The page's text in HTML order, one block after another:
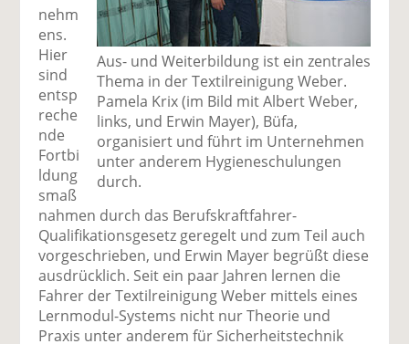
Aus- und Weiterbildung ist ein zentrales
Thema in der Textilreinigung Weber.
Pamela Krix (im Bild mit Albert Weber,
links, und Erwin Mayer), Büfa,
organisiert und führt im Unternehmen
unter anderem Hygieneschulungen
durch.
nehm
ens.
Hier
sind
entsp
reche
nde
Fortbi
ldung
smaß
nahmen durch das Berufskraftfahrer-
Qualifikationsgesetz geregelt und zum Teil auch
vorgeschrieben, und Erwin Mayer begrüßt diese
ausdrücklich. Seit ein paar Jahren lernen die
Fahrer der Textilreinigung Weber mittels eines
Lernmodul-Systems nicht nur Theorie und
Praxis unter anderem für Sicherheitstechnik